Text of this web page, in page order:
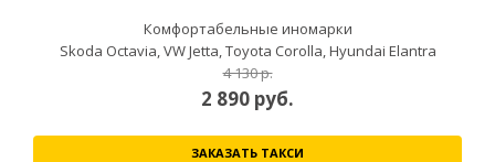
Комфортабельные иномарки
Skoda Octavia, VW Jetta, Toyota Corolla, Hyundai Elantra
4 130 р.
2 890 руб.
ЗАКАЗАТЬ ТАКСИ